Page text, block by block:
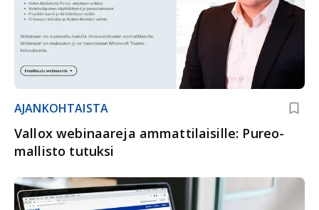
AJANKOHTAISTA
Vallox webinaareja ammattilaisille: Pureo-
mallisto tutuksi